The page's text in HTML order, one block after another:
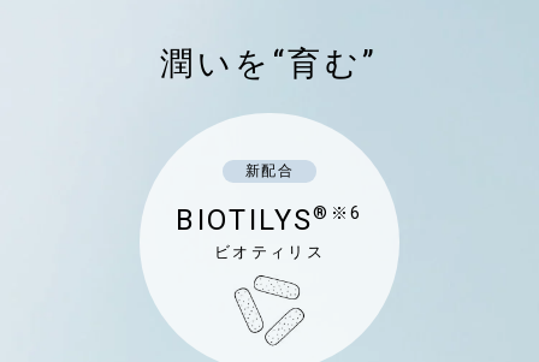
潤いを“育む”
新配合
BIOTILYS®※6
ビオティリス